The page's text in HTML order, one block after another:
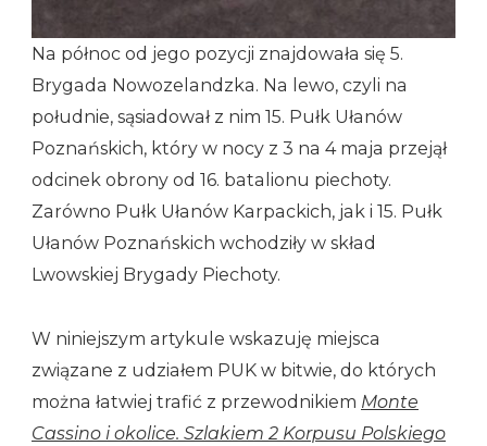
Na północ od jego pozycji znajdowała się 5.
Brygada Nowozelandzka. Na lewo, czyli na
południe, sąsiadował z nim 15. Pułk Ułanów
Poznańskich, który w nocy z 3 na 4 maja przejął
odcinek obrony od 16. batalionu piechoty.
Zarówno Pułk Ułanów Karpackich, jak i 15. Pułk
Ułanów Poznańskich wchodziły w skład
Lwowskiej Brygady Piechoty.
W niniejszym artykule wskazuję miejsca
związane z udziałem PUK w bitwie, do których
można łatwiej trafić z przewodnikiem Monte
Cassino i okolice. Szlakiem 2 Korpusu Polskiego